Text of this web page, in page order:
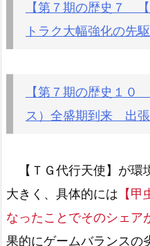
【第７期の歴史７
トラク大幅強化の先駆
【第７期の歴史１０
ス）全盛期到来 出張
【ＴＧ代行天使】が環
大きく、具体的には 【
なったことでそのシェア
果的にゲームバランスの